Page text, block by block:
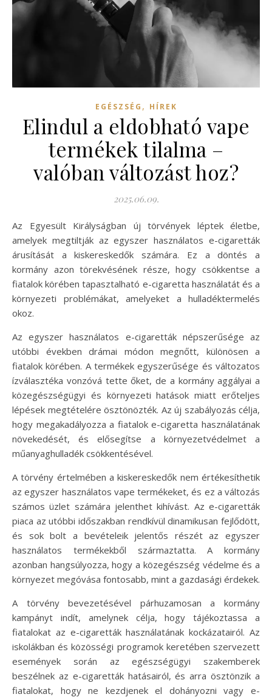
EGÉSZSÉG , HÍREK
Elindul a eldobható vape
termékek tilalma –
valóban változást hoz?
2025.06.09.
Az Egyesült Királyságban új törvények léptek életbe,
amelyek megtiltják az egyszer használatos e-cigaretták
árusítását a kiskereskedők számára. Ez a döntés a
kormány azon törekvésének része, hogy csökkentse a
fiatalok körében tapasztalható e-cigaretta használatát és a
környezeti problémákat, amelyeket a hulladéktermelés
okoz.
Az egyszer használatos e-cigaretták népszerűsége az
utóbbi években drámai módon megnőtt, különösen a
fiatalok körében. A termékek egyszerűsége és változatos
ízválasztéka vonzóvá tette őket, de a kormány aggályai a
közegészségügyi és környezeti hatások miatt erőteljes
lépések megtételére ösztönözték. Az új szabályozás célja,
hogy megakadályozza a fiatalok e-cigaretta használatának
növekedését, és elősegítse a környezetvédelmet a
műanyaghulladék csökkentésével.
A törvény értelmében a kiskereskedők nem értékesíthetik
az egyszer használatos vape termékeket, és ez a változás
számos üzlet számára jelenthet kihívást. Az e-cigaretták
piaca az utóbbi időszakban rendkívül dinamikusan fejlődött,
és sok bolt a bevételeik jelentős részét az egyszer
használatos termékekből származtatta. A kormány
azonban hangsúlyozza, hogy a közegészség védelme és a
környezet megóvása fontosabb, mint a gazdasági érdekek.
A törvény bevezetésével párhuzamosan a kormány
kampányt indít, amelynek célja, hogy tájékoztassa a
fiatalokat az e-cigaretták használatának kockázatairól. Az
iskolákban és közösségi programok keretében szervezett
események során az egészségügyi szakemberek
beszélnek az e-cigaretták hatásairól, és arra ösztönzik a
fiatalokat, hogy ne kezdjenek el dohányozni vagy e-